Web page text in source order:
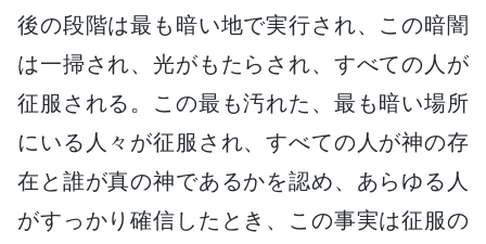
後の段階は最も暗い地で実行され、この暗闇
は一掃され、光がもたらされ、すべての人が
征服される。この最も汚れた、最も暗い場所
にいる人々が征服され、すべての人が神の存
在と誰が真の神であるかを認め、あらゆる人
がすっかり確信したとき、この事実は征服の